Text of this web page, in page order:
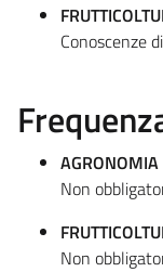
Conoscenze
AGRONOMIA
Non
Non